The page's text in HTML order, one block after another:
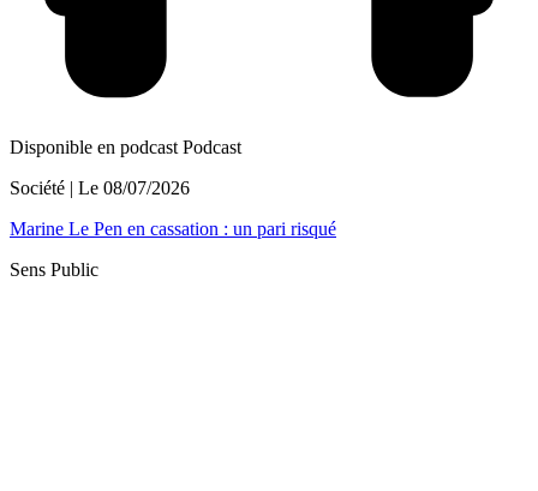
Disponible en podcast Podcast
Société | Le 08/07/2026
Marine Le Pen en cassation : un pari risqué
Sens Public